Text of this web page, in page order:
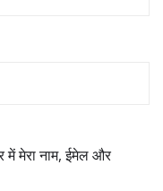
में मेरा नाम, ईमेल और